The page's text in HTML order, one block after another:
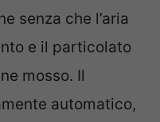
senza che l’aria
e il particolato
mosso. Il
automatico,